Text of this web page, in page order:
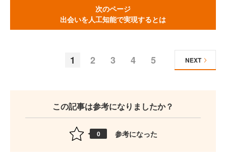
次のページ
出会いを人工知能で実現するとは
1 2 3 4 5 NEXT
この記事は参考になりましたか？
0 参考になった